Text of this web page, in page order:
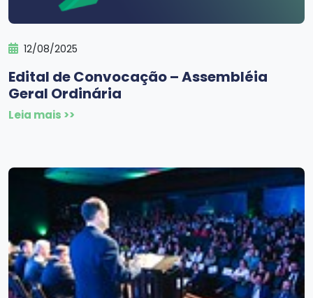
12/08/2025
Edital de Convocação – Assembléia
Geral Ordinária
Leia mais >>